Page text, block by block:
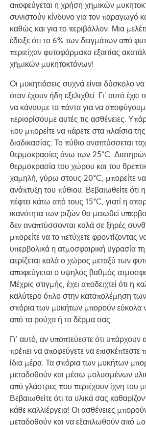
αποφεύγεται η χρήση χημικών
συνιστούν κίνδυνο για τον παραγωγό
καθώς και για το περιβάλλον. Μια
έδειξε ότι το 6% των δειγμάτων από
περιείχαν φυτοφάρμακα εξαιτίας
χημικών μυκητοκτόνων!
Οι μυκητιάσεις συχνά είναι δύσκολο
όταν έχουν ήδη εξελιχθεί. Γι’ αυτό έχει
να κάνουμε τα πάντα για να
περιορίσουμε αυτές τις ασθένειες.
που μπορείτε να πάρετε στα πλαίσια της
διαδικασίας: Το πύθιο αναπτύσσεται
θερμοκρασίες άνω των 25°C.
θερμοκρασία του χώρου και του
χαμηλή, γύρω στους 20°C, μπορείτε να
ανάπτυξη του πύθιου. Βεβαιωθείτε ότι
πέφτει κάτω από τους 15°C, γιατί η
ικανότητα των ριζών θα μειωθεί
δεν αναπτύσσονται καλά σε ξηρές
μπορείτε να το πετύχετε φροντίζοντας
υπερβολικά η ατμοσφαιρική υγρασία
αερίζεται καλά ο χώρος μεταξύ των
αποφεύγεται ο υψηλός βαθμός
Μέχρις στιγμής, έχει αποδειχτεί ότι η
καλύτερο όπλο στην καταπολέμηση
σπόρια των μυκήτων μπορούν εύκολα
από τα ρούχα ή το δέρμα σας.
Γι’ αυτό, αν υποπτεύεστε ότι υπάρχουν
πρέπει να αποφεύγετε να επισκέπτεστε
ίδια μέρα. Τα σπόρια των μυκήτων
μεταδοθούν και μέσω μολυσμένων
από γλάστρες που περιέχουν ίχνη του
Βεβαιωθείτε ότι τα υλικά σας
κάθε καλλιέργεια! Οι ασθένειες
μεταδοθούν και να εξαπλωθούν από